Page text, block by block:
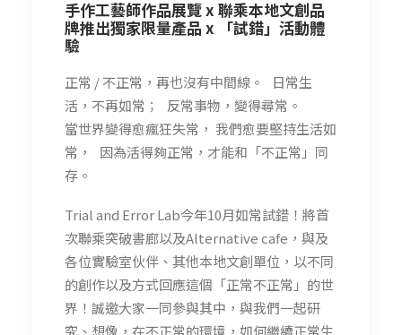
手作工藝師作品展覽 x 聯乘本地文創品
牌推出獨家限量產品 x 「試錯」活動體
驗
正常 / 不正常，再也沒有中間線。 日常生
活，不再如常； 反常事物，變得尋常。
當世界變得愈瘋狂失常， 我們愈要堅持生活如
常， 因為活得夠正常，才能和「不正常」同
存。
Trial and Error Lab今年10月如常試錯！將首
次聯乘突破書廊以及Alternative cafe，與及
各位實驗室伙伴、其他本地文創單位，以不同
的創作以及方式回應這個「正常不正常」的世
界！誠邀大家一同參與其中，與我們一起研
究、想像，在不正常的環境，如何繼續正常生